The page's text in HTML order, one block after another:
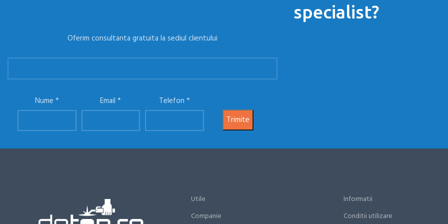
specialist?
Oferim consultanta gratuita la sediul clientului
Nume Email Telefon
Utile
Companie
Informatii
Conditii utilizare